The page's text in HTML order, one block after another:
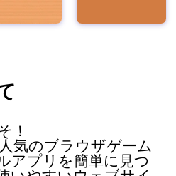
！
気のブラウザゲーム
アプリ を簡単に見つ